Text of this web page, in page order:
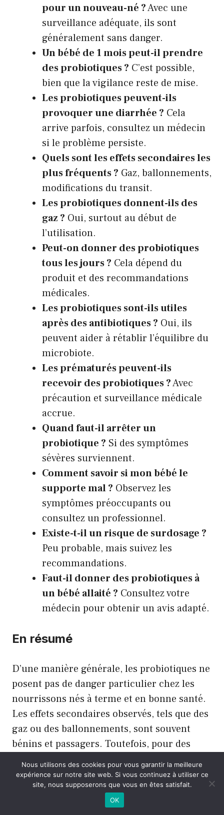
pour un nouveau-né ?Avec une
surveillance adéquate, ils sont
généralement sans danger.
Un bébé de 1 mois peut-il prendre
des probiotiques ? C’est possible,
bien que la vigilance reste de mise.
Les probiotiques peuvent-ils
provoquer une diarrhée ? Cela
arrive parfois, consultez un médecin
si le problème persiste.
Quels sont les effets secondaires les
plus fréquents ? Gaz, ballonnements,
modifications du transit.
Les probiotiques donnent-ils des
gaz ? Oui, surtout au début de
l’utilisation.
Peut-on donner des probiotiques
tous les jours ? Cela dépend du
produit et des recommandations
médicales.
Les probiotiques sont-ils utiles
après des antibiotiques ? Oui, ils
peuvent aider à rétablir l’équilibre du
microbiote.
Les prématurés peuvent-ils
recevoir des probiotiques ?Avec
précaution et surveillance médicale
accrue.
Quand faut-il arrêter un
probiotique ? Si des symptômes
sévères surviennent.
Comment savoir si mon bébé le
supporte mal ? Observez les
symptômes préoccupants ou
consultez un professionnel.
Existe-t-il un risque de surdosage ?
Peu probable, mais suivez les
recommandations.
Faut-il donner des probiotiques à
un bébé allaité ? Consultez votre
médecin pour obtenir un avis adapté.
En résumé
D’une manière générale, les probiotiques ne
posent pas de danger particulier chez les
nourrissons nés à terme et en bonne santé.
Les effets secondaires observés, tels que des
gaz ou des ballonnements, sont souvent
bénins et passagers. Toutefois, pour des
populations spécifiques, y compris les
prématurés, les bébés immunodéprimés ou
hospitalisés, une prudence accrue s’impose.
Pour toute incertitude ou inquiétude, il est
Nous utilisons des cookies pour vous garantir la meilleure
expérience sur notre site web. Si vous continuez à utiliser ce
site, nous supposerons que vous en êtes satisfait.
OK